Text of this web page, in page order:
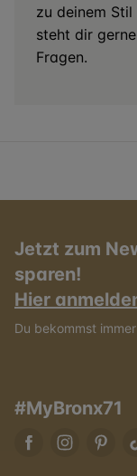
zu deinem Stil
steht dir
Fragen.
Jetzt zum
sparen!
Hier
Du bekommst
#MyBronx71